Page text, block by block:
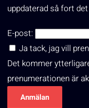
uppdaterad så fort
E-post:
Ja tack, jag vill
Det kommer
prenumerationen är